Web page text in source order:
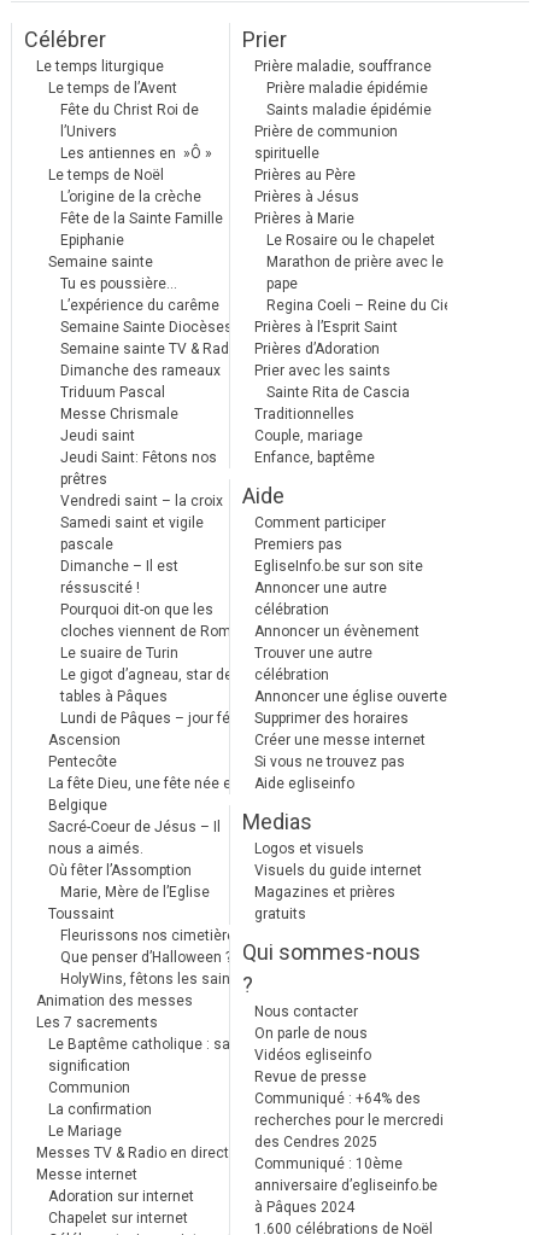
Célébrer
Le temps liturgique
Le temps de l’Avent
Fête du Christ Roi de
l’Univers
Les antiennes en »Ô »
Le temps de Noël
L’origine de la crèche
Fête de la Sainte Famille
Epiphanie
Semaine sainte
Tu es poussière…
L’expérience du carême
Semaine Sainte Diocèses
Semaine sainte TV & Radio
Dimanche des rameaux
Triduum Pascal
Messe Chrismale
Jeudi saint
Jeudi Saint: Fêtons nos
prêtres
Vendredi saint – la croix
Samedi saint et vigile
pascale
Dimanche – Il est
réssuscité !
Pourquoi dit-on que les
cloches viennent de Rome ?
Le suaire de Turin
Le gigot d’agneau, star des
tables à Pâques
Lundi de Pâques – jour férié
Ascension
Pentecôte
La fête Dieu, une fête née en
Belgique
Sacré-Coeur de Jésus – Il
nous a aimés.
Où fêter l’Assomption
Marie, Mère de l’Eglise
Toussaint
Fleurissons nos cimetières
Que penser d’Halloween ?
HolyWins, fêtons les saints !
Animation des messes
Les 7 sacrements
Le Baptême catholique : sa
signification
Communion
La confirmation
Le Mariage
Messes TV & Radio en direct
Messe internet
Adoration sur internet
Chapelet sur internet
Prier
Prière maladie, souffrance
Prière maladie épidémie
Saints maladie épidémie
Prière de communion
spirituelle
Prières au Père
Prières à Jésus
Prières à Marie
Le Rosaire ou le chapelet
Marathon de prière avec le
pape
Regina Coeli – Reine du Ciel
Prières à l’Esprit Saint
Prières d’Adoration
Prier avec les saints
Sainte Rita de Cascia
Traditionnelles
Couple, mariage
Enfance, baptême
Aide
Comment participer
Premiers pas
EgliseInfo.be sur son site
Annoncer une autre
célébration
Annoncer un évènement
Trouver une autre
célébration
Annoncer une église ouverte
Supprimer des horaires
Créer une messe internet
Si vous ne trouvez pas
Aide egliseinfo
Medias
Logos et visuels
Visuels du guide internet
Magazines et prières
gratuits
Qui sommes-nous
?
Nous contacter
On parle de nous
Vidéos egliseinfo
Revue de presse
Communiqué : +64% des
recherches pour le mercredi
des Cendres 2025
Communiqué : 10ème
anniversaire d’egliseinfo.be
à Pâques 2024
1.600 célébrations de Noël